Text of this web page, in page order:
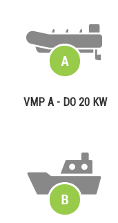
VMP A - DO 20 KW